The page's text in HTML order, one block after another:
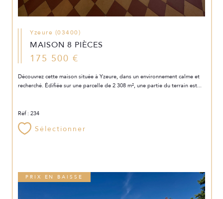
Yzeure (03400)
MAISON 8 PIÈCES
175 500 €
Découvrez cette maison située à Yzeure, dans un environnement calme et
recherché. Édifiée sur une parcelle de 2 308 m², une partie du terrain est...
Réf : 234
Sélectionner
PRIX EN BAISSE